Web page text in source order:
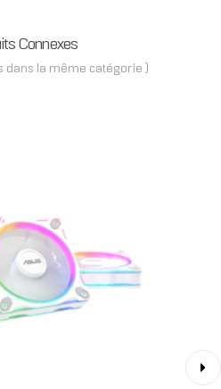
Connexes
dans la même catégorie )